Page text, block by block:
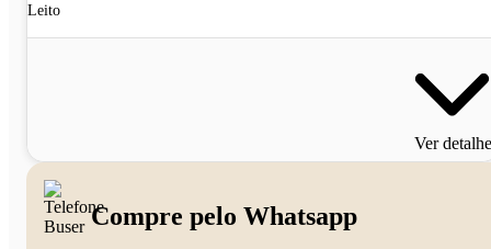
Leito
Ver
Compre pelo Whatsapp